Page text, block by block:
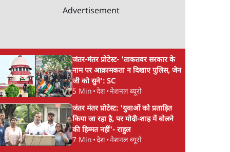
Advertisement
जंतर-मंतर प्रोटेस्ट- 'ताकतवर सरकार के
नाम पर आक्रामकता न दिखाए पुलिस, जेन
जी को सुने': SC
5 Min •देश•नेशनल ब्यूरो
जंतर मंतर प्रोटेस्ट: 'युवाओं को प्रताड़ित
किया जा रहा है, पर मोदी-शाह में बोलने
की हिम्मत नहीं'- राहुल
7 Min •देश•नेशनल ब्यूरो